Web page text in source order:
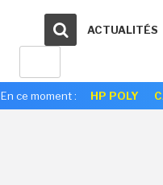
ACTUALITÉS
En ce moment : HP POLY